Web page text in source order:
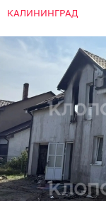
КАЛИНИНГРАД